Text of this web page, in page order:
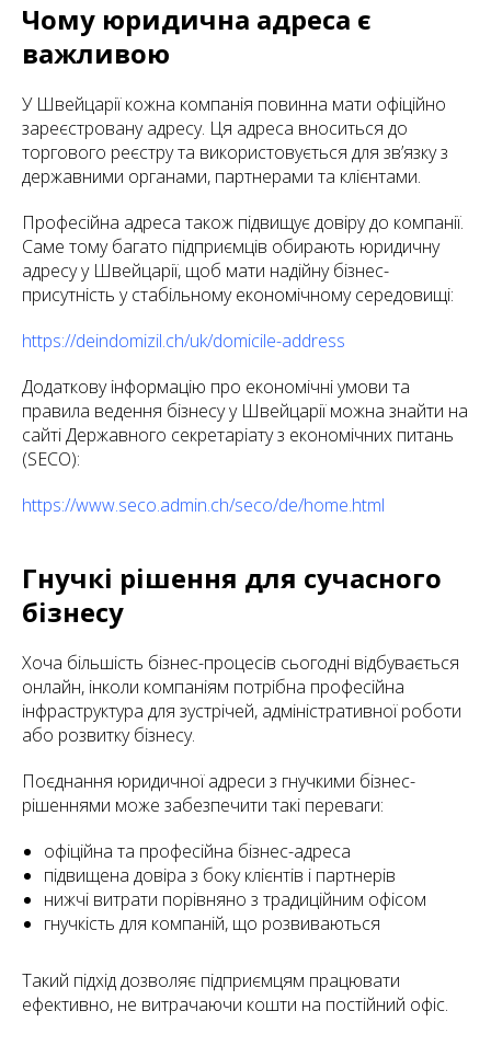
Чому юридична адреса є
важливою
У Швейцарії кожна компанія повинна мати офіційно
зареєстровану адресу. Ця адреса вноситься до
торгового реєстру та використовується для зв’язку з
державними органами, партнерами та клієнтами.
Професійна адреса також підвищує довіру до компанії.
Саме тому багато підприємців обирають юридичну
адресу у Швейцарії, щоб мати надійну бізнес-
присутність у стабільному економічному середовищі:
https://deindomizil.ch/uk/domicile-address
Додаткову інформацію про економічні умови та
правила ведення бізнесу у Швейцарії можна знайти на
сайті Державного секретаріату з економічних питань
(SECO):
https://www.seco.admin.ch/seco/de/home.html
Гнучкі рішення для сучасного
бізнесу
Хоча більшість бізнес-процесів сьогодні відбувається
онлайн, інколи компаніям потрібна професійна
інфраструктура для зустрічей, адміністративної роботи
або розвитку бізнесу.
Поєднання юридичної адреси з гнучкими бізнес-
рішеннями може забезпечити такі переваги:
офіційна та професійна бізнес-адреса
підвищена довіра з боку клієнтів і партнерів
нижчі витрати порівняно з традиційним офісом
гнучкість для компаній, що розвиваються
Такий підхід дозволяє підприємцям працювати
ефективно, не витрачаючи кошти на постійний офіс.